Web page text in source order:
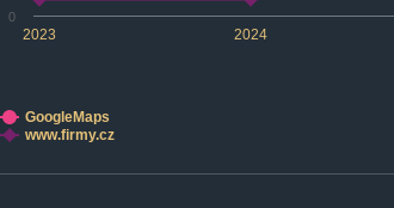
2023 2024
0
GoogleMaps
www.firmy.cz